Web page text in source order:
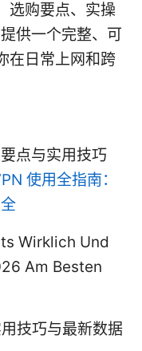
选购要点、实操
供一个完整、可
在日常上网和跨
点与实用技巧
使用全指南：
Wirklich Und
Am Besten
技巧与最新数据